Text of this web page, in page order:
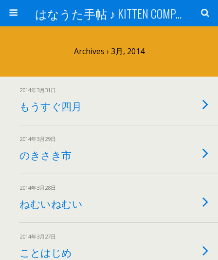
はなうた手帖 ♪ KITTEN COMPANY
Archives › 3月, 2014
2014年3月31日
もうすぐ四月
2014年3月29日
のきさき市
2014年3月28日
ねむいねむい
2014年3月27日
ことはじめ